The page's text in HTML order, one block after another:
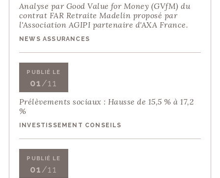
Analyse par Good Value for Money (GVfM) du
contrat FAR Retraite Madelin proposé par
l'Association AGIPI partenaire d'AXA France.
NEWS ASSURANCES
PUBLIÉ LE
01/11
Prélèvements sociaux : Hausse de 15,5 % à 17,2
%
INVESTISSEMENT CONSEILS
PUBLIÉ LE
01/11